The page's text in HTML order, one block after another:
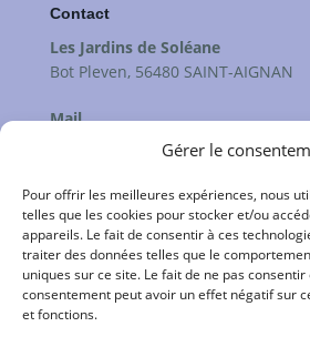
Gérer le
Pour offrir les meilleures expériences, nous
telles que les cookies pour stocker et/ou
appareils. Le fait de consentir à ces
traiter des données telles que le
uniques sur ce site. Le fait de ne pas
consentement peut avoir un effet négatif sur
et fonctions.
Contact
Les Jardins de Soléane
Bot Pleven, 56480 SAINT-AIGNAN
Mail
contact@lesjardinsdesoleane.fr
Téléphone
Florian : 06 23 84 44 83
Marie-Laure : 06 64 00 44 57